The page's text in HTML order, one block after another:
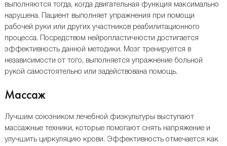
выполняются тогда, когда двигательная функция максимально
нарушена. Пациент выполняет упражнения при помощи
рабочей руки или других участников реабилитационного
процесса. Посредством нейропластичности достигается
эффективность данной методики. Мозг тренируется в
независимости от того, выполняется упражнение больной
рукой самостоятельно или задействована помощь.
Массаж
Лучшим союзником лечебной физкультуры выступают
массажные техники, которые помогают снять напряжение и
улучшить циркуляцию крови. Эффективность отмечается как